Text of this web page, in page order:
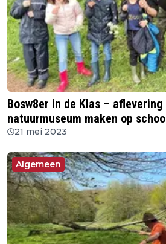
Bosw8er in de Klas – aflevering
natuurmuseum maken op
21 mei 2023
Algemeen